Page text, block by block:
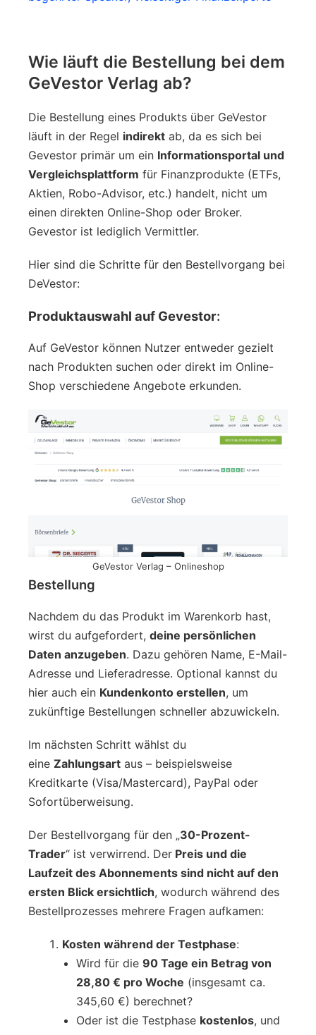
Wie läuft die Bestellung bei dem
GeVestor Verlag ab?
Die Bestellung eines Produkts über GeVestor
läuft in der Regel indirekt ab, da es sich bei
Gevestor primär um ein Informationsportal und
Vergleichsplattform für Finanzprodukte (ETFs,
Aktien, Robo-Advisor, etc.) handelt, nicht um
einen direkten Online-Shop oder Broker.
Gevestor ist lediglich Vermittler.
Hier sind die Schritte für den Bestellvorgang bei
DeVestor:
Produktauswahl auf Gevestor:
Auf GeVestor können Nutzer entweder gezielt
nach Produkten suchen oder direkt im Online-
Shop verschiedene Angebote erkunden.
GeVestor Verlag – Onlineshop
Bestellung
Nachdem du das Produkt im Warenkorb hast,
wirst du aufgefordert, deine persönlichen
Daten anzugeben. Dazu gehören Name, E-Mail-
Adresse und Lieferadresse. Optional kannst du
hier auch ein Kundenkonto erstellen, um
zukünftige Bestellungen schneller abzuwickeln.
Im nächsten Schritt wählst du
eine Zahlungsart aus – beispielsweise
Kreditkarte (Visa/Mastercard), PayPal oder
Sofortüberweisung.
Der Bestellvorgang für den „30-Prozent-
Trader“ ist verwirrend. Der Preis und die
Laufzeit des Abonnements sind nicht auf den
ersten Blick ersichtlich, wodurch während des
Bestellprozesses mehrere Fragen aufkamen:
Kosten während der Testphase:
Wird für die 90 Tage ein Betrag von
28,80 € pro Woche (insgesamt ca.
345,60 €) berechnet?
Oder ist die Testphase kostenlos, und